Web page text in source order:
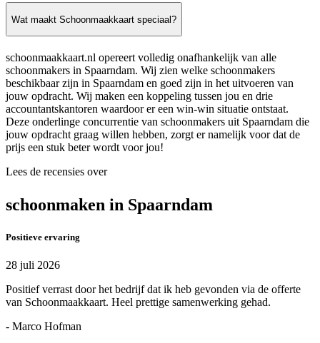
Wat maakt Schoonmaakkaart speciaal?
schoonmaakkaart.nl opereert volledig onafhankelijk van alle
schoonmakers in Spaarndam. Wij zien welke schoonmakers
beschikbaar zijn in Spaarndam en goed zijn in het uitvoeren van
jouw opdracht. Wij maken een koppeling tussen jou en drie
accountantskantoren waardoor er een win-win situatie ontstaat.
Deze onderlinge concurrentie van schoonmakers uit Spaarndam die
jouw opdracht graag willen hebben, zorgt er namelijk voor dat de
prijs een stuk beter wordt voor jou!
Lees de recensies over
schoonmaken in Spaarndam
Positieve ervaring
28 juli 2026
Positief verrast door het bedrijf dat ik heb gevonden via de offerte
van Schoonmaakkaart. Heel prettige samenwerking gehad.
- Marco Hofman